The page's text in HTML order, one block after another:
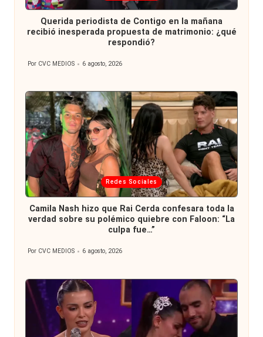
en
Querida periodista de Contigo en la mañana
recibió inesperada propuesta de matrimonio: ¿qué
respondió?
Publicado
Por CVC MEDIOS 6 agosto, 2026
Publicada
en
Redes Sociales
Camila Nash hizo que Rai Cerda confesara toda la
verdad sobre su polémico quiebre con Faloon: “La
culpa fue…”
Publicado
Por CVC MEDIOS 6 agosto, 2026